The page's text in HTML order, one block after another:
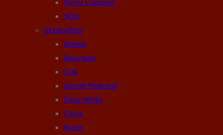
Never Unarmed
SOG
Skydevåben
Beretta
Browning
Colt
Davide Pedersoli
Erma Werke
Glock
Ruger